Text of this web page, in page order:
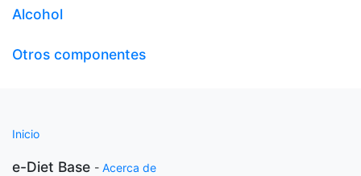
Alcohol
Otros componentes
Inicio
e-Diet Base - Acerca de